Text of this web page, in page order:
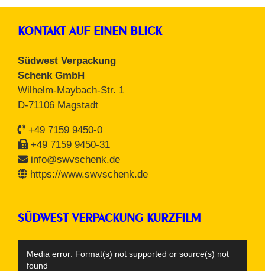
KONTAKT AUF EINEN BLICK
Südwest Verpackung
Schenk GmbH
Wilhelm-Maybach-Str. 1
D-71106 Magstadt
+49 7159 9450-0
+49 7159 9450-31
info@swvschenk.de
https://www.swvschenk.de
SÜDWEST VERPACKUNG KURZFILM
Player
Media error: Format(s) not supported or source(s) not
found